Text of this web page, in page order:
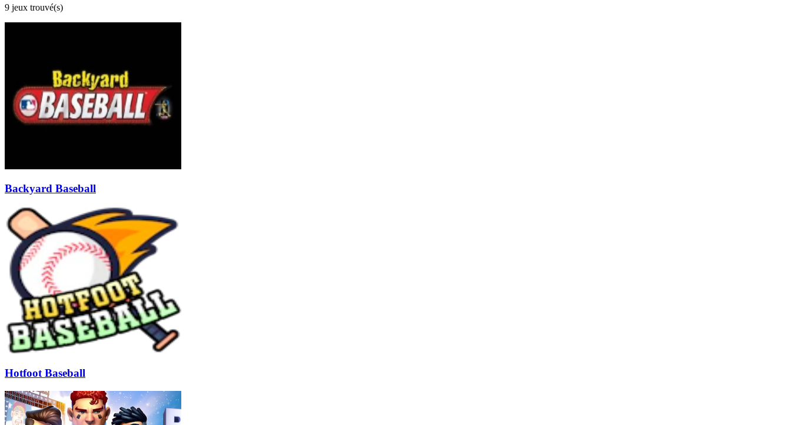
9 jeux trouvé(s)
Backyard Baseball
Hotfoot Baseball